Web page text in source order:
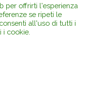
per offrirti l'esperienza
se ripeti le
all'uso di tutti i
cookie.